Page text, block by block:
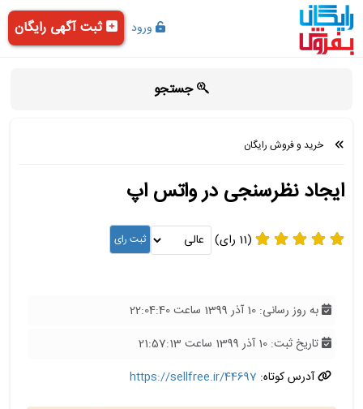
ورود ثبت آگهی رایگان
جستجو
خرید و فروش رایگان
ایجاد نظرسنجی در واتس اپ
(11 رای)
به روز رسانی: 10 آذر 1399 ساعت 22:04:40
تاریخ ثبت: 10 آذر 1399 ساعت 21:57:13
آدرس کوتاه: https://sellfree.ir/44697